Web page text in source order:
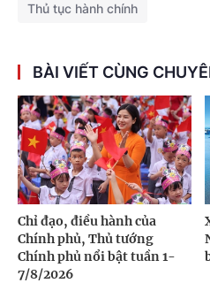
Thủ tục hành chính
BÀI VIẾT CÙNG
Chỉ đạo, điều hành của
Chính phủ, Thủ tướng
Chính phủ nổi bật tuần 1-
7/8/2026